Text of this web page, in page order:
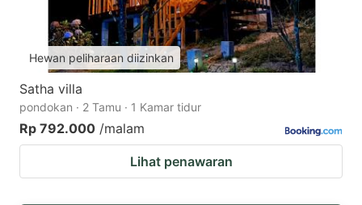
Hewan peliharaan diizinkan
Satha villa
pondokan · 2 Tamu · 1 Kamar tidur
Rp 792.000 /malam
Lihat penawaran